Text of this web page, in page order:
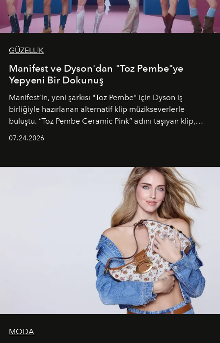
GÜZELLİK
Manifest ve Dyson'dan "Toz Pembe"ye
Yepyeni Bir Dokunuş
Manifest’in, yeni şarkısı "Toz Pembe" için Dyson iş
birliğiyle hazırlanan alternatif klip müzikseverlerle
buluştu. “Toz Pembe Ceramic Pink” adını taşıyan klip,
unsurlarından biri olarak öne çıkıyor.
07.24.2026
MODA